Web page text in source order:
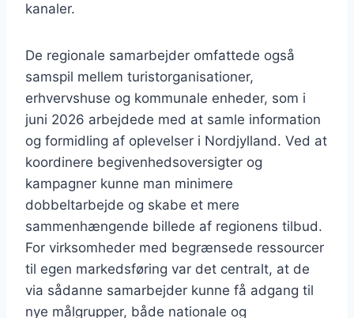
kanaler.
De regionale samarbejder omfattede også
samspil mellem turistorganisationer,
erhvervshuse og kommunale enheder, som i
juni 2026 arbejdede med at samle information
og formidling af oplevelser i Nordjylland. Ved at
koordinere begivenhedsoversigter og
kampagner kunne man minimere
dobbeltarbejde og skabe et mere
sammenhængende billede af regionens tilbud.
For virksomheder med begrænsede ressourcer
til egen markedsføring var det centralt, at de
via sådanne samarbejder kunne få adgang til
nye målgrupper, både nationale og